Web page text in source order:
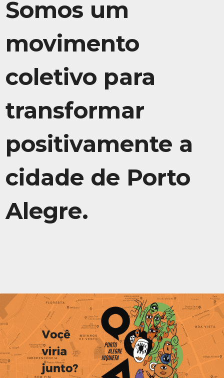
Somos um
movimento
coletivo para
transformar
positivamente a
cidade de Porto
Alegre.